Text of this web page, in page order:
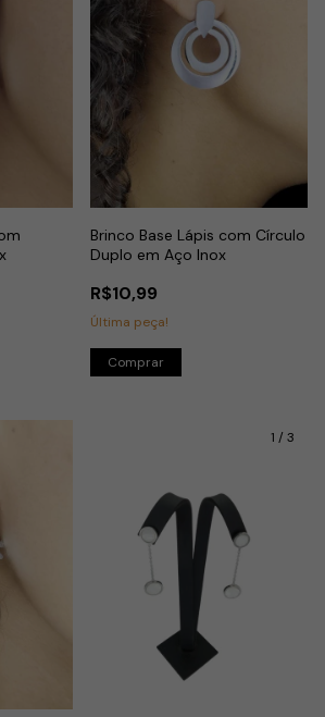
Brinco Base Lápis com Círculo
Duplo em Aço Inox
R$10,99
Última peça!
1 / 3